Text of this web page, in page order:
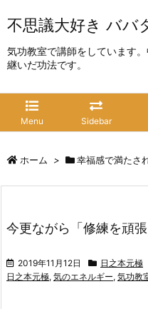
不思議大好き ババ
気功教室で講師をしています
継いだ功法です。
Menu Sidebar
ホーム > 幸福感で満たさ
今更ながら「修練を頑張
2019年11月12日 日之本元極
日之本元極, 気のエネルギー, 気功教